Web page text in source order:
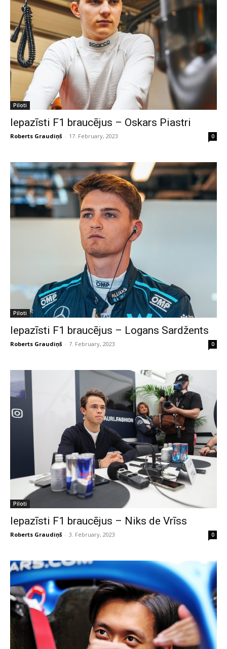
Piloti
Iepazīsti F1 braucējus – Oskars Piastri
Roberts Graudiņš - 17. February, 2023 0
Piloti
Iepazīsti F1 braucējus – Logans Sardžents
Roberts Graudiņš - 7. February, 2023 0
Piloti
Iepazīsti F1 braucējus – Niks de Vrīss
Roberts Graudiņš - 3. February, 2023 0